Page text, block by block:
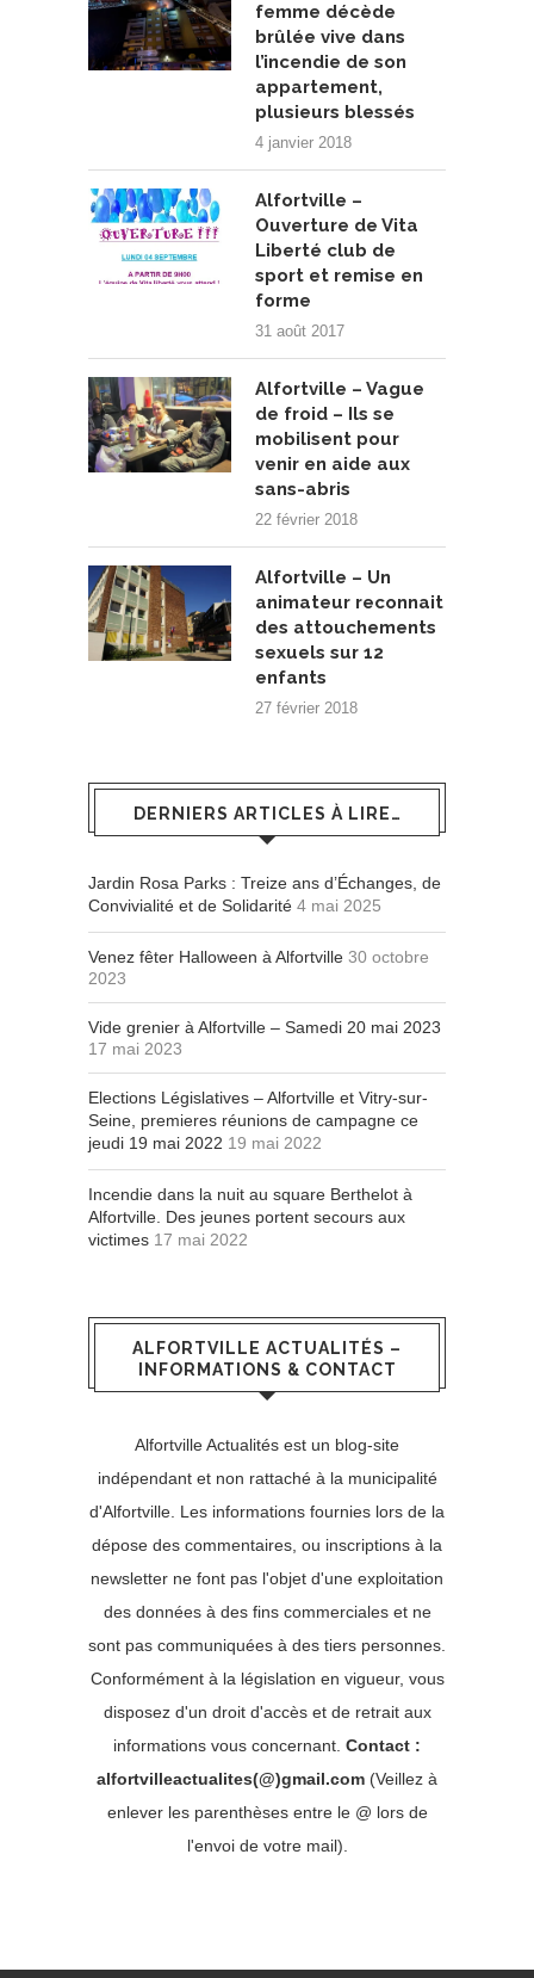
femme décède
brûlée vive dans
l’incendie de son
appartement,
plusieurs blessés
4 janvier 2018
Alfortville –
Ouverture de Vita
Liberté club de
sport et remise en
forme
31 août 2017
Alfortville – Vague
de froid – Ils se
mobilisent pour
venir en aide aux
sans-abris
22 février 2018
Alfortville – Un
animateur reconnait
des attouchements
sexuels sur 12
enfants
27 février 2018
DERNIERS ARTICLES À LIRE…
Jardin Rosa Parks : Treize ans d’Échanges, de
Convivialité et de Solidarité 4 mai 2025
Venez fêter Halloween à Alfortville 30 octobre
2023
Vide grenier à Alfortville – Samedi 20 mai 2023
17 mai 2023
Elections Législatives – Alfortville et Vitry-sur-
Seine, premieres réunions de campagne ce
jeudi 19 mai 2022 19 mai 2022
Incendie dans la nuit au square Berthelot à
Alfortville. Des jeunes portent secours aux
victimes 17 mai 2022
ALFORTVILLE ACTUALITÉS –
INFORMATIONS & CONTACT
Alfortville Actualités est un blog-site
indépendant et non rattaché à la municipalité
d'Alfortville. Les informations fournies lors de la
dépose des commentaires, ou inscriptions à la
newsletter ne font pas l'objet d'une exploitation
des données à des fins commerciales et ne
sont pas communiquées à des tiers personnes.
Conformément à la législation en vigueur, vous
disposez d'un droit d'accès et de retrait aux
informations vous concernant. Contact :
alfortvilleactualites(@)gmail.com (Veillez à
enlever les parenthèses entre le @ lors de
l'envoi de votre mail).